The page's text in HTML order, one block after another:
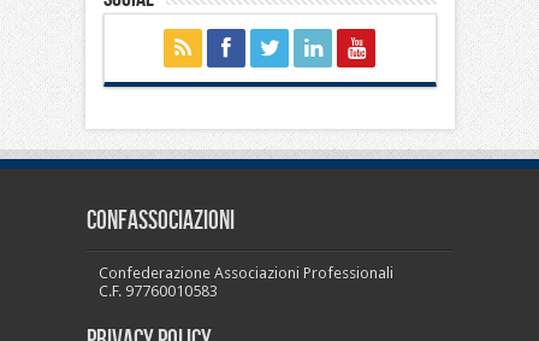
CONFASSOCIAZIONI
Confederazione Associazioni Professionali
C.F. 97760010583